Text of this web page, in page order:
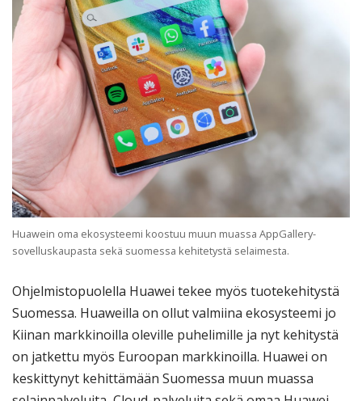
Huawein oma ekosysteemi koostuu muun muassa AppGallery-
sovelluskaupasta sekä suomessa kehitetystä selaimesta.
Ohjelmistopuolella Huawei tekee myös tuotekehitystä
Suomessa. Huaweilla on ollut valmiina ekosysteemi jo
Kiinan markkinoilla oleville puhelimille ja nyt kehitystä
on jatkettu myös Euroopan markkinoilla. Huawei on
keskittynyt kehittämään Suomessa muun muassa